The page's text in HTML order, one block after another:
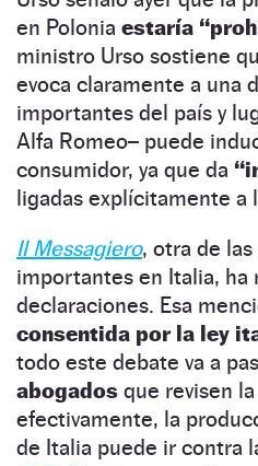
en Polonia estaría
ministro Urso sostiene
evoca claramente a una
importantes del país y
Alfa Romeo– puede
consumidor, ya que da
ligadas explícitamente a
Il Messagiero, otra de
importantes en Italia, ha
declaraciones. Esa
consentida por la ley
todo este debate va a
abogados que revisen
efectivamente, la
de Italia puede ir contra